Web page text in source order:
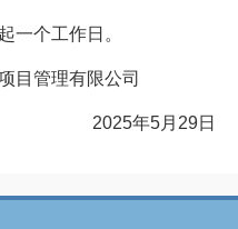
个工作日。
管理有限公司
2025年5月29日